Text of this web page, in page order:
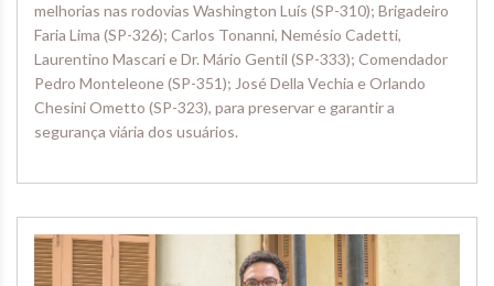
melhorias nas rodovias Washington Luís (SP-310); Brigadeiro
Faria Lima (SP-326); Carlos Tonanni, Nemésio Cadetti,
Laurentino Mascari e Dr. Mário Gentil (SP-333); Comendador
Pedro Monteleone (SP-351); José Della Vechia e Orlando
Chesini Ometto (SP-323), para preservar e garantir a
segurança viária dos usuários.